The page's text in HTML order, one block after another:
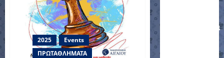
2025
Events
ΠΡΩΤΑΘΛΗΜΑΤΑ
αποτέλεσμα